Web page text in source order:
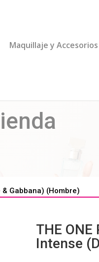
Maquillaje y Accesorios
& Gabbana) (Hombre)
THE ONE
Intense